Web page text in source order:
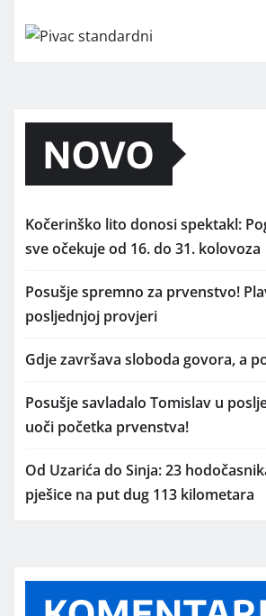
NOVO
Kočerinško lito donosi spektakl:
sve očekuje od 16. do 31. kolovoza
Posušje spremno za prvenstvo!
posljednjoj provjeri
Gdje završava sloboda govora, a
Posušje savladalo Tomislav u
uoči početka prvenstva!
Od Uzarića do Sinja: 23
pješice na put dug 113 kilometara